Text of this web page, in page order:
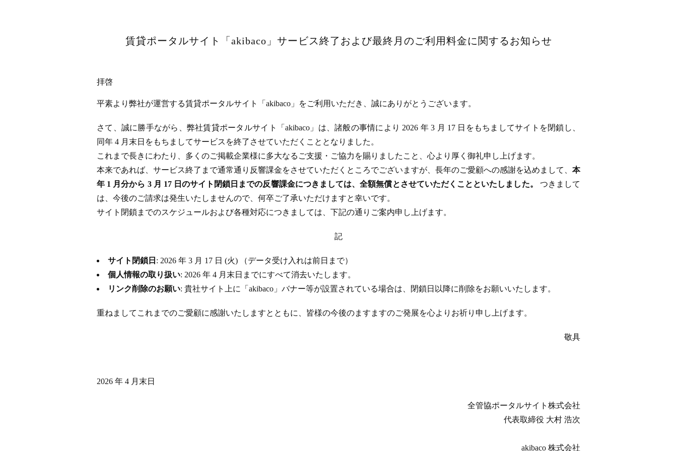
賃貸ポータルサイト「akibaco」サービス終了および最終月のご利用料金に関するお知らせ
拝啓
平素より弊社が運営する賃貸ポータルサイト「akibaco」をご利用いただき、誠にありがとうございます。
さて、誠に勝手ながら、弊社賃貸ポータルサイト「akibaco」は、諸般の事情により 2026 年 3 月 17 日をもちましてサイトを閉鎖し、
同年 4 月末日をもちましてサービスを終了させていただくこととなりました。
これまで長きにわたり、多くのご掲載企業様に多大なるご支援・ご協力を賜りましたこと、心より厚く御礼申し上げます。
本来であれば、サービス終了まで通常通り反響課金をさせていただくところでございますが、長年のご愛顧への感謝を込めまして、 本
年 1 月分から 3 月 17 日のサイト閉鎖日までの反響課金につきましては、全額無償とさせていただくことといたしました。 つきまして
は、今後のご請求は発生いたしませんので、何卒ご了承いただけますと幸いです。
サイト閉鎖までのスケジュールおよび各種対応につきましては、下記の通りご案内申し上げます。
記
サイト閉鎖日 : 2026 年 3 月 17 日 (火) （データ受け入れは前日まで）
個人情報の取り扱い: 2026 年 4 月末日までにすべて消去いたします。
リンク削除のお願い: 貴社サイト上に「akibaco」バナー等が設置されている場合は、閉鎖日以降に削除をお願いいたします。
重ねましてこれまでのご愛顧に感謝いたしますとともに、皆様の今後のますますのご発展を心よりお祈り申し上げます。
敬具
2026 年 4 月末日
全管協ポータルサイト株式会社
代表取締役 大村 浩次
akibaco 株式会社